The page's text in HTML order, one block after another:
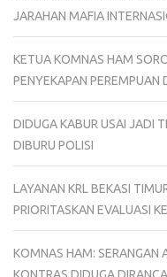
JARAHAN MAFIA
KETUA KOMNAS HAM
PENYEKAPAN PEREMPUAN
DIDUGA KABUR USAI JADI
DIBURU POLISI
LAYANAN KRL BEKASI
PRIORITASKAN EVALUASI
KOMNAS HAM: SERANGAN